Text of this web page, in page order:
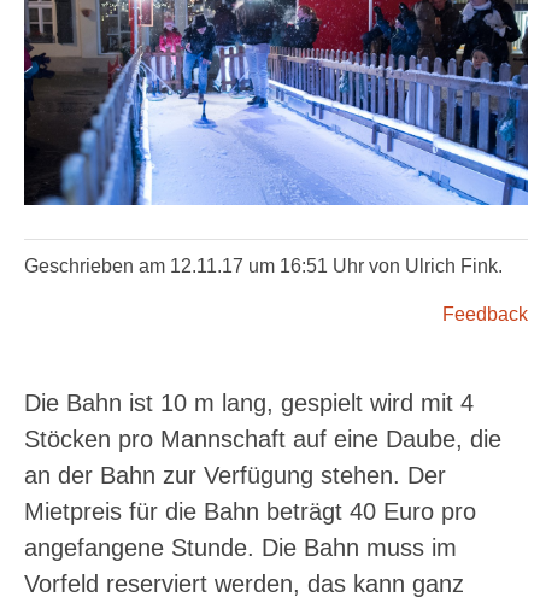
Geschrieben am 12.11.17 um 16:51 Uhr von Ulrich Fink.
Feedback
Die Bahn ist 10 m lang, gespielt wird mit 4
Stöcken pro Mannschaft auf eine Daube, die
an der Bahn zur Verfügung stehen. Der
Mietpreis für die Bahn beträgt 40 Euro pro
angefangene Stunde. Die Bahn muss im
Vorfeld reserviert werden, das kann ganz